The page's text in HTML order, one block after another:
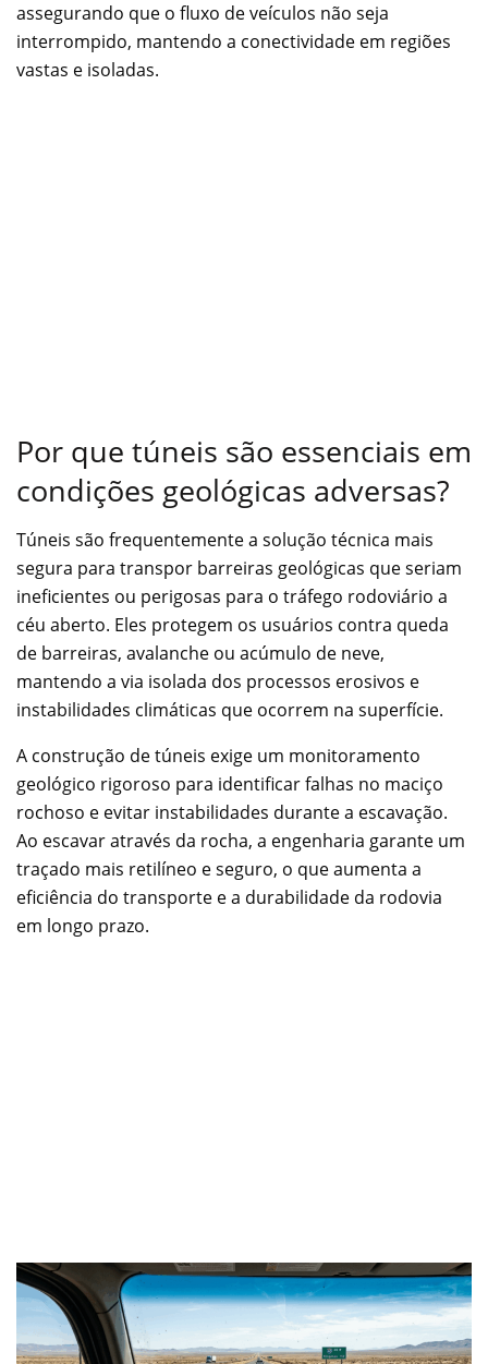
assegurando que o fluxo de veículos não seja
interrompido, mantendo a conectividade em regiões
vastas e isoladas.
Por que túneis são essenciais em
condições geológicas adversas?
Túneis são frequentemente a solução técnica mais
segura para transpor barreiras geológicas que seriam
ineficientes ou perigosas para o tráfego rodoviário a
céu aberto. Eles protegem os usuários contra queda
de barreiras, avalanche ou acúmulo de neve,
mantendo a via isolada dos processos erosivos e
instabilidades climáticas que ocorrem na superfície.
A construção de túneis exige um monitoramento
geológico rigoroso para identificar falhas no maciço
rochoso e evitar instabilidades durante a escavação.
Ao escavar através da rocha, a engenharia garante um
traçado mais retilíneo e seguro, o que aumenta a
eficiência do transporte e a durabilidade da rodovia
em longo prazo.